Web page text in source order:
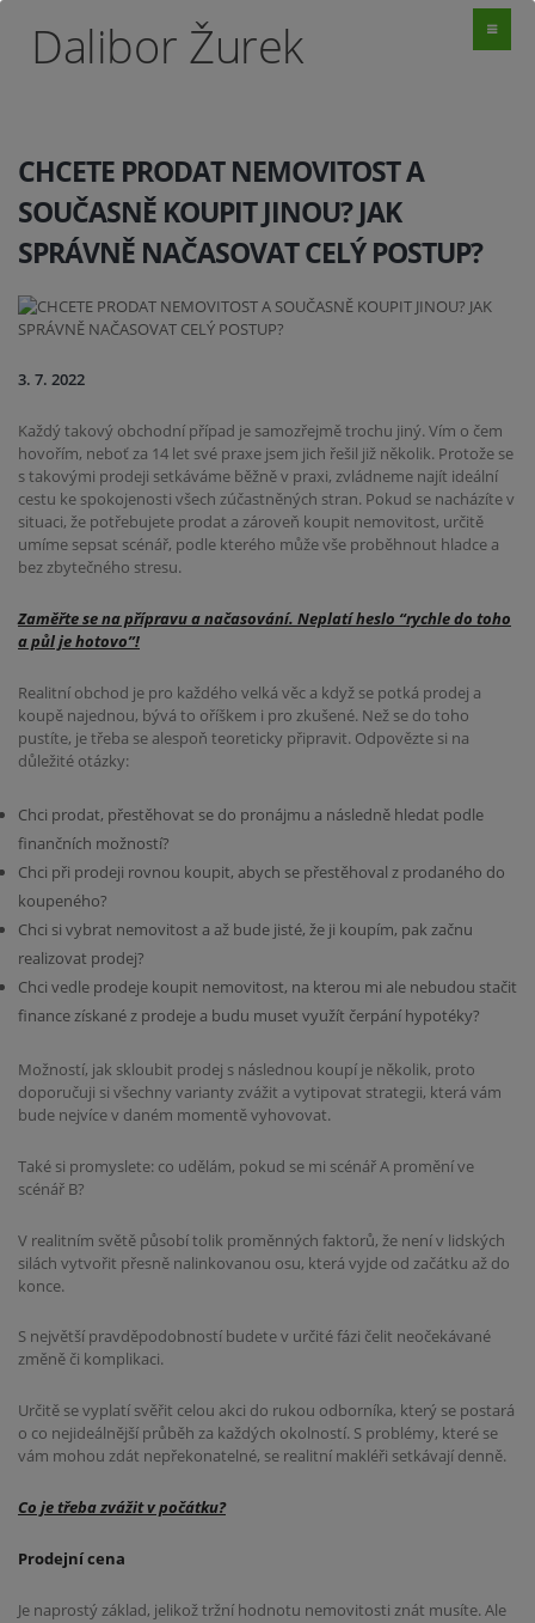
Dalibor Žurek
CHCETE PRODAT NEMOVITOST A
SOUČASNĚ KOUPIT JINOU? JAK
SPRÁVNĚ NAČASOVAT CELÝ POSTUP?
3. 7. 2022
Každý takový obchodní případ je samozřejmě trochu jiný. Vím o čem
hovořím, neboť za 14 let své praxe jsem jich řešil již několik. Protože se
s takovými prodeji setkáváme běžně v praxi, zvládneme najít ideální
cestu ke spokojenosti všech zúčastněných stran. Pokud se nacházíte v
situaci, že potřebujete prodat a zároveň koupit nemovitost, určitě
umíme sepsat scénář, podle kterého může vše proběhnout hladce a
bez zbytečného stresu.
Zaměřte se na přípravu a načasování. Neplatí heslo “rychle do toho
a půl je hotovo”!
Realitní obchod je pro každého velká věc a když se potká prodej a
koupě najednou, bývá to oříškem i pro zkušené. Než se do toho
pustíte, je třeba se alespoň teoreticky připravit. Odpovězte si na
důležité otázky:
Chci prodat, přestěhovat se do pronájmu a následně hledat podle
finančních možností?
Chci při prodeji rovnou koupit, abych se přestěhoval z prodaného do
koupeného?
Chci si vybrat nemovitost a až bude jisté, že ji koupím, pak začnu
realizovat prodej?
Chci vedle prodeje koupit nemovitost, na kterou mi ale nebudou stačit
finance získané z prodeje a budu muset využít čerpání hypotéky?
Možností, jak skloubit prodej s následnou koupí je několik, proto
doporučuji si všechny varianty zvážit a vytipovat strategii, která vám
bude nejvíce v daném momentě vyhovovat.
Také si promyslete: co udělám, pokud se mi scénář A promění ve
scénář B?
V realitním světě působí tolik proměnných faktorů, že není v lidských
silách vytvořit přesně nalinkovanou osu, která vyjde od začátku až do
konce.
S největší pravděpodobností budete v určité fázi čelit neočekávané
změně či komplikaci.
Určitě se vyplatí svěřit celou akci do rukou odborníka, který se postará
o co nejideálnější průběh za každých okolností. S problémy, které se
vám mohou zdát nepřekonatelné, se realitní makléři setkávají denně.
Co je třeba zvážit v počátku?
Prodejní cena
Je naprostý základ, jelikož tržní hodnotu nemovitosti znát musíte. Ale